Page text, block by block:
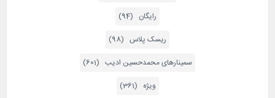
رایگان (94)
ریسک پلاس (98)
سمینارهای محمدحسین ادیب (601)
ویژه (361)